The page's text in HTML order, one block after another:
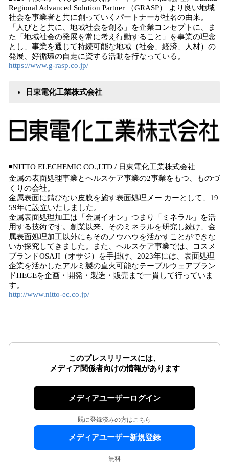
Regional Advanced Solution Partner （GRASP） より良い地域
社会を事業者と共に創っていくパートナーが社名の由来。
「人びとと共に、地域社会を創る」を企業コンセプトに、ま
た「地域社会の発展を常に考え行動すること」を事業の理念
とし、事業を通じて持続可能な地域（社会、経済、人材）の
発展、好循環の自走に資する活動を行なっている。
https://www.g-rasp.co.jp/
日東電化工業株式会社
◾️NITTO ELECHEMIC CO.,LTD / 日東電化工業株式会社
金属の表面処理事業とヘルスケア事業の2事業をもつ、ものづ
くりの会社。
金属表面に錆びない皮膜を施す表面処理メー カーとして、19
59年に設立いたしました。
金属表面処理加工は「金属イオン」つまり「ミネラル」を活
用する技術です。創業以来、そのミネラルを研究し続け、金
属表面処理加工以外にもそのノウハウを活かすことができな
いか探究してきました。また、ヘルスケア事業では、コスメ
ブランドOSAJI（オサジ）を手掛け、2023年には、表面処理
企業を活かしたアルミ製の直火可能なテーブルウェアブラン
ドHEGEを企画・開発・製造・販売まで一貫して行っていま
す。
http://www.nitto-ec.co.jp/
このプレスリリースには、
メディア関係者向けの情報があります
メディアユーザーログイン
既に登録済みの方はこちら
メディアユーザー新規登録
無料